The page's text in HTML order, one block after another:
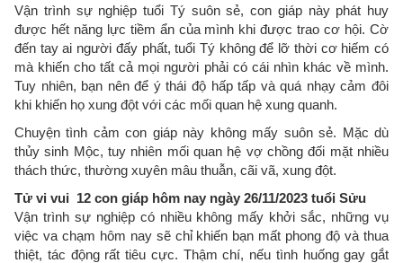
Vận trình sự nghiệp tuổi Tý suôn sẻ, con giáp này phát huy
được hết năng lực tiềm ẩn của mình khi được trao cơ hội. Cờ
đến tay ai người đấy phất, tuổi Tý không để lỡ thời cơ hiếm có
mà khiến cho tất cả mọi người phải có cái nhìn khác về mình.
Tuy nhiên, bạn nên để ý thái độ hấp tấp và quá nhạy cảm đôi
khi khiến họ xung đột với các mối quan hệ xung quanh.
Chuyện tình cảm con giáp này không mấy suôn sẻ. Mặc dù
thủy sinh Mộc, tuy nhiên mối quan hệ vợ chồng đối mặt nhiều
thách thức, thường xuyên mâu thuẫn, cãi vã, xung đột.
Tử vi vui 12 con giáp hôm nay ngày 26/11/2023 tuổi Sửu
Vận trình sự nghiệp có nhiều không mấy khởi sắc, những vụ
việc va chạm hôm nay sẽ chỉ khiến bạn mất phong độ và thua
thiệt, tác động rất tiêu cực. Thậm chí, nếu tình huống gay gắt